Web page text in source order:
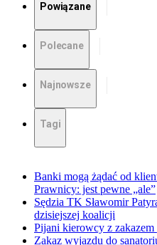
Powiązane
Polecane
Najnowsze
Tagi
Banki mogą żądać od
Prawnicy: jest pewne „ale”
Sędzia TK Sławomir
dzisiejszej koalicji
Pijani kierowcy z
Zakaz wyjazdu do